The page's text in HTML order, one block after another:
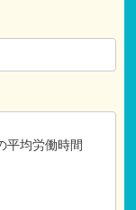
平均労働時間